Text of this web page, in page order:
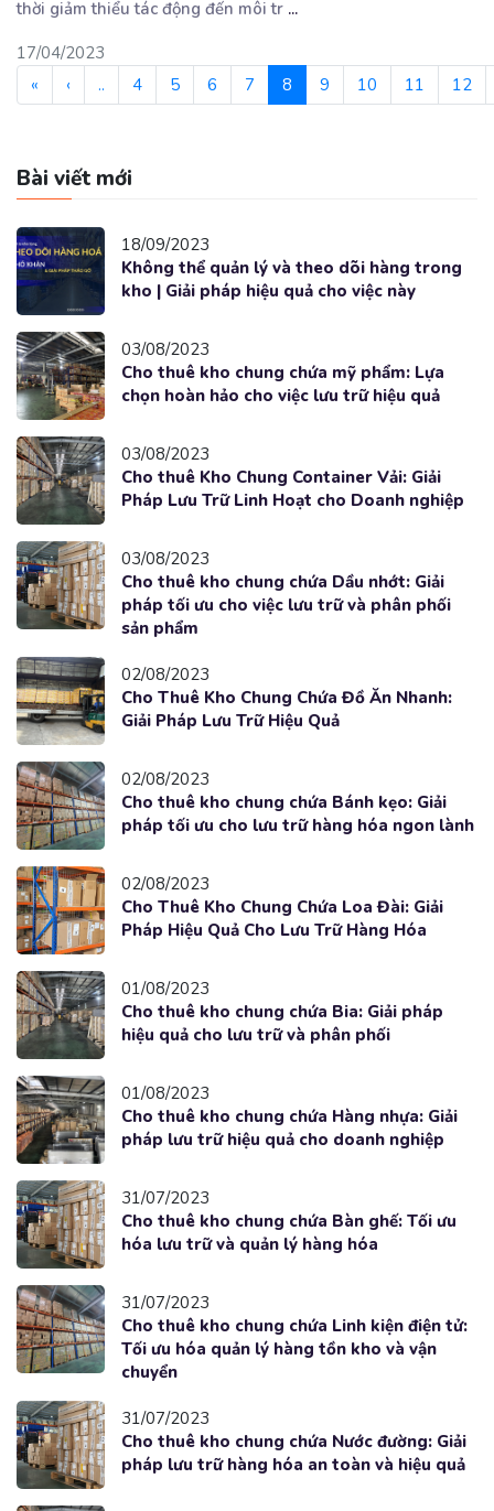
thời giảm thiểu tác động đến môi tr ...
17/04/2023
«
‹ .. 4 5 6 7 8 9 10 11 12
Bài viết mới
18/09/2023
Không thể quản lý và theo dõi hàng trong
kho | Giải pháp hiệu quả cho việc này
03/08/2023
Cho thuê kho chung chứa mỹ phẩm: Lựa
chọn hoàn hảo cho việc lưu trữ hiệu quả
03/08/2023
Cho thuê Kho Chung Container Vải: Giải
Pháp Lưu Trữ Linh Hoạt cho Doanh nghiệp
03/08/2023
Cho thuê kho chung chứa Dầu nhớt: Giải
pháp tối ưu cho việc lưu trữ và phân phối
sản phẩm
02/08/2023
Cho Thuê Kho Chung Chứa Đồ Ăn Nhanh:
Giải Pháp Lưu Trữ Hiệu Quả
02/08/2023
Cho thuê kho chung chứa Bánh kẹo: Giải
pháp tối ưu cho lưu trữ hàng hóa ngon lành
02/08/2023
Cho Thuê Kho Chung Chứa Loa Đài: Giải
Pháp Hiệu Quả Cho Lưu Trữ Hàng Hóa
01/08/2023
Cho thuê kho chung chứa Bia: Giải pháp
hiệu quả cho lưu trữ và phân phối
01/08/2023
Cho thuê kho chung chứa Hàng nhựa: Giải
pháp lưu trữ hiệu quả cho doanh nghiệp
31/07/2023
Cho thuê kho chung chứa Bàn ghế: Tối ưu
hóa lưu trữ và quản lý hàng hóa
31/07/2023
Cho thuê kho chung chứa Linh kiện điện tử:
Tối ưu hóa quản lý hàng tồn kho và vận
chuyển
31/07/2023
Cho thuê kho chung chứa Nước đường: Giải
pháp lưu trữ hàng hóa an toàn và hiệu quả